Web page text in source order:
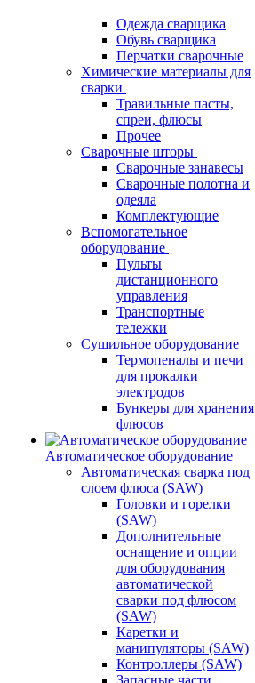
Одежда сварщика
Обувь сварщика
Перчатки сварочные
Химические материалы для
сварки
Травильные пасты,
спреи, флюсы
Прочее
Сварочные шторы
Сварочные занавесы
Сварочные полотна и
одеяла
Комплектующие
Вспомогательное
оборудование
Пульты
дистанционного
управления
Транспортные
тележки
Сушильное оборудование
Термопеналы и печи
для прокалки
электродов
Бункеры для хранения
флюсов
Автоматическое оборудование
Автоматическая сварка под
слоем флюса (SAW)
Головки и горелки
(SAW)
Дополнительные
оснащение и опции
для оборудования
автоматической
сварки под флюсом
(SAW)
Каретки и
манипуляторы (SAW)
Контроллеры (SAW)
Запасные части